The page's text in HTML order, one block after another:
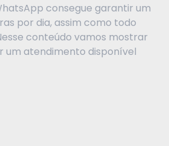
consegue garantir um
por dia, assim como todo
conteúdo vamos mostrar
um atendimento disponível